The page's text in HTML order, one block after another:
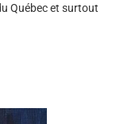
Québec et surtout